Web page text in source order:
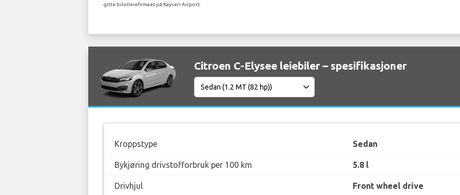
gitte bilutleiefirmaet på Kayseri Airport.
Citroen C-Elysee leiebiler – spesifikasjoner
Kroppstype Sedan
Bykjøring drivstofforbruk per 100 km 5.8 l
Drivhjul Front wheel drive